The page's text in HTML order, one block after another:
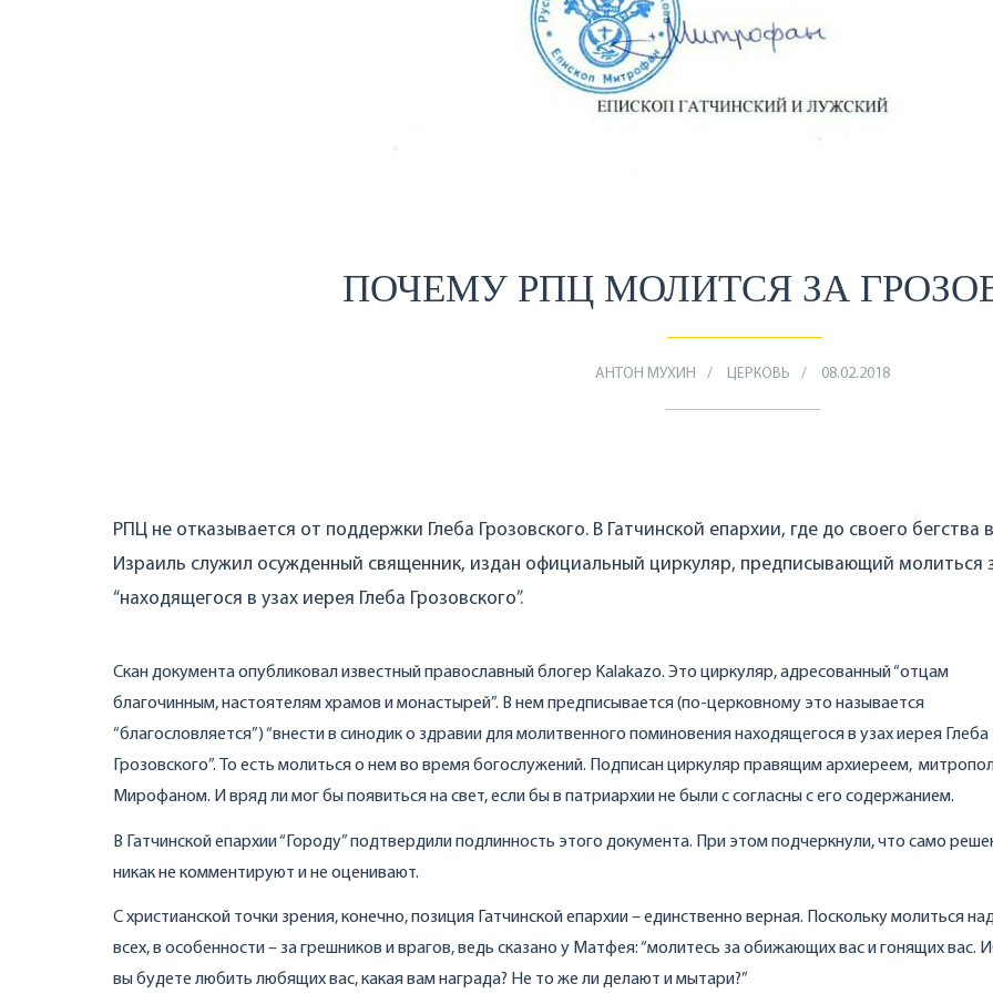
ПОЧЕМУ РПЦ МОЛИТСЯ ЗА
АНТОН МУХИН ЦЕРКОВЬ 08.02.2018
РПЦ не отказывается от поддержки Глеба Грозовского. В Гатчинской епархии, где до своего бегства в
Израиль служил осужденный священник, издан официальный циркуляр, предписывающий молиться
“находящегося в узах иерея Глеба Грозовского”.
Скан документа опубликовал известный православный блогер Kalakazo. Это циркуляр, адресованный “отцам
благочинным, настоятелям храмов и монастырей”. В нем предписывается (по-церковному это называется
“благословляется”) “внести в синодик о здравии для молитвенного поминовения находящегося в узах иерея Глеба
Грозовского”. То есть молиться о нем во время богослужений. Подписан циркуляр правящим архиереем,
Мирофаном. И вряд ли мог бы появиться на свет, если бы в патриархии не были с согласны с его содержанием.
В Гатчинской епархии “Городу” подтвердили подлинность этого документа. При этом подчеркнули, что само
никак не комментируют и не оценивают.
С христианской точки зрения, конечно, позиция Гатчинской епархии – единственно верная. Поскольку молиться
всех, в особенности – за грешников и врагов, ведь сказано у Матфея: “молитесь за обижающих вас и гонящих вас.
вы будете любить любящих вас, какая вам награда? Не то же ли делают и мытари?”